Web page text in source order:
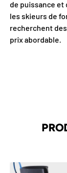
de puissance et
les skieurs de
recherchent
prix abordable.